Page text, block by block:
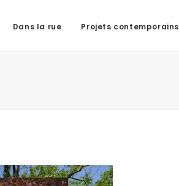
Dans la rue Projets contemporains